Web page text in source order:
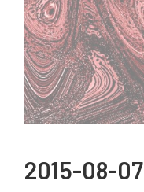
2015-08-07